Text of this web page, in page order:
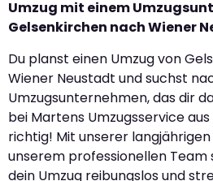
Umzug mit einem
Gelsenkirchen nach Wiener
Du planst einen Umzug von
Wiener Neustadt und suchst
Umzugsunternehmen, das dir
bei Martens Umzugsservice
richtig! Mit unserer
unserem professionellen Team
dein Umzug reibungslos und